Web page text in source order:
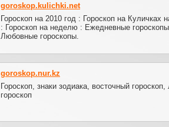
goroskop.kulichki.net
Гороскоп на 2010 год : Гороскоп на Куличках
: Гороскоп на неделю : Ежедневные
Любовные гороскопы.
goroskop.nur.kz
Гороскоп, знаки зодиака, восточный
гороскоп